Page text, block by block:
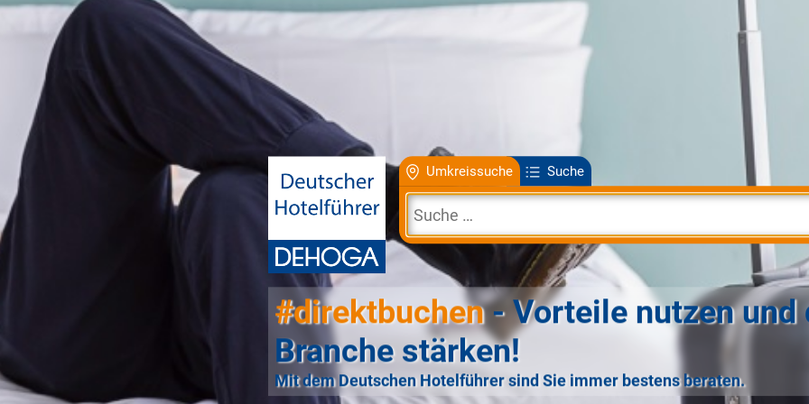
Umkreissuche Suche
#direktbuchen- Vorteile nutzen und
Branche stärken!
Mit dem Deutschen Hotelführer sind Sie immer bestens beraten.